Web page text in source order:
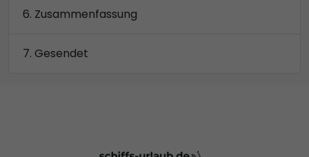
Zusammenfassung
Gesendet